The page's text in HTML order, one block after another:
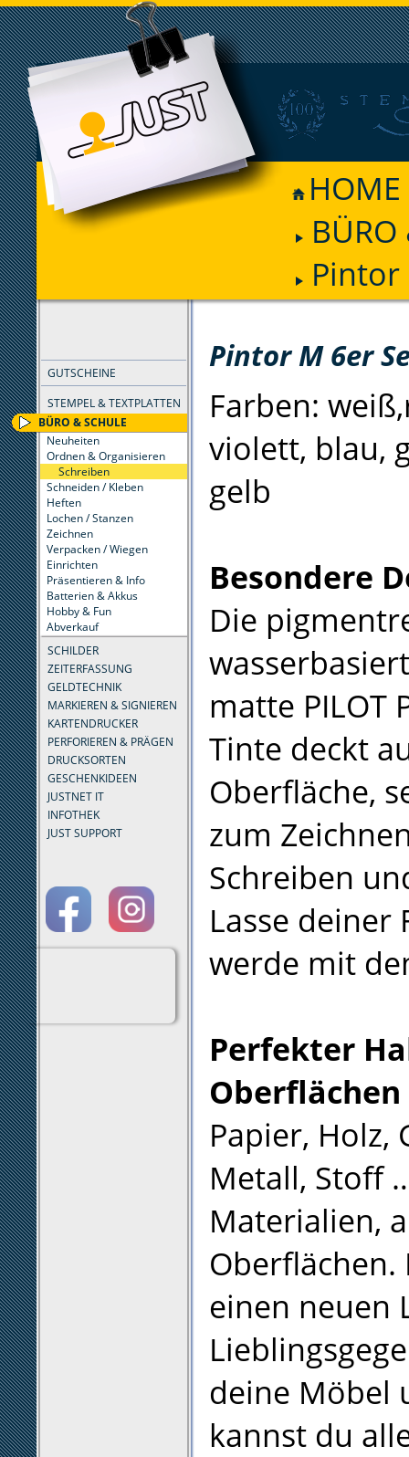
HOME
BÜRO
Pintor
GUTSCHEINE
STEMPEL & TEXTPLATTEN
BÜRO & SCHULE
Neuheiten
Ordnen & Organisieren
Schreiben
Schneiden / Kleben
Heften
Lochen / Stanzen
Zeichnen
Verpacken / Wiegen
Einrichten
Präsentieren & Info
Batterien & Akkus
Hobby & Fun
Abverkauf
SCHILDER
ZEITERFASSUNG
GELDTECHNIK
MARKIEREN & SIGNIEREN
KARTENDRUCKER
PERFORIEREN & PRÄGEN
DRUCKSORTEN
GESCHENKIDEEN
JUSTNET IT
INFOTHEK
JUST SUPPORT
Pintor M 6er
Farben:
violett, blau,
gelb
Besondere
Die
matte PILOT
Tinte deckt
Oberfläche,
zum
Schreiben
Lasse deiner
werde mit
Perfekter
Oberflächen
Papier, Holz,
Metall, Stoff
Materialien,
einen neuen
deine Möbel
kannst du